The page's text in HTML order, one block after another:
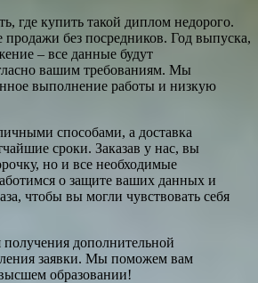
где купить такой диплом недорого.
без посредников. Год выпуска,
– все данные будут
вашим требованиям. Мы
выполнение работы и низкую
способами, а доставка
сроки. Заказав у нас, вы
но и все необходимые
о защите ваших данных и
чтобы вы могли чувствовать себя
дополнительной
заявки. Мы поможем вам
образовании!